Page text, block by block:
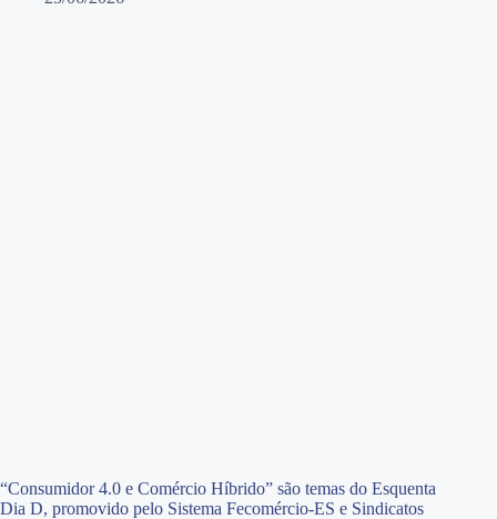
“Consumidor 4.0 e Comércio Híbrido” são temas do Esquenta
Dia D, promovido pelo Sistema Fecomércio-ES e Sindicatos